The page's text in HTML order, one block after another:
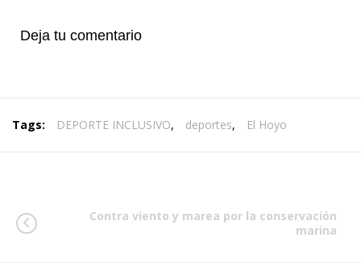
Deja tu comentario
Tags: DEPORTE INCLUSIVO, deportes, El Hoyo
Contra viento y marea por la conservación
marina